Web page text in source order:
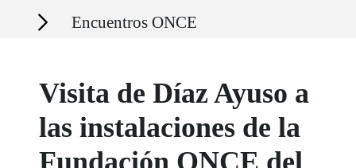
Secciones Encuentros ONCE
Visita de Díaz Ayuso a
las instalaciones de la
Fundación ONCE del